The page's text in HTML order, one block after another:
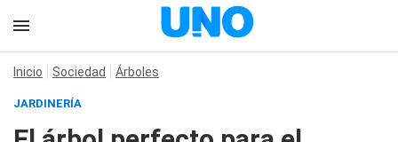
Inicio Sociedad Árboles
JARDINERÍA